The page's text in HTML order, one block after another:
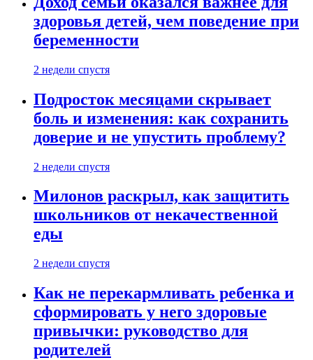
здоровья детей, чем поведение при
беременности
2 недели спустя
Подросток месяцами скрывает
боль и изменения: как сохранить
доверие и не упустить проблему?
2 недели спустя
Милонов раскрыл, как защитить
школьников от некачественной
еды
2 недели спустя
Как не перекармливать ребенка и
сформировать у него здоровые
привычки: руководство для
родителей